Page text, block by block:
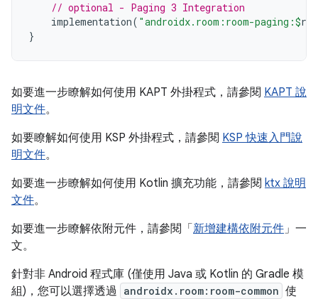
// optional - Paging 3 Integration
implementation( "androidx.room:room-paging:$
}
如要進一步瞭解如何使用 KAPT 外掛程式，請參閱 KAPT 說
明文件。
如要瞭解如何使用 KSP 外掛程式，請參閱 KSP 快速入門說
明文件。
如要進一步瞭解如何使用 Kotlin 擴充功能，請參閱 ktx 說明
文件。
如要進一步瞭解依附元件，請參閱「 新增建構依附元件」一
文。
針對非 Android 程式庫 (僅使用 Java 或 Kotlin 的 Gradle 模
組)，您可以選擇透過 androidx.room:room-common 使